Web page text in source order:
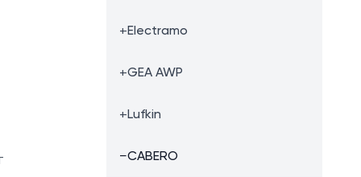
+Electramo
+GEA AWP
+Lufkin
−CABERO